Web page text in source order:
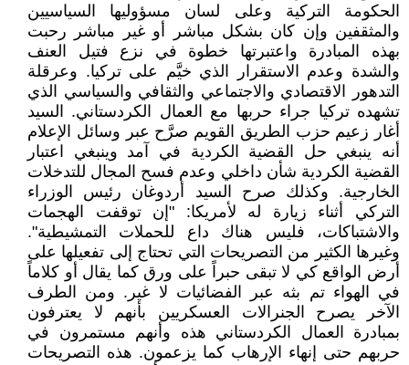
الحكومة التركية وعلى لسان مسؤوليها السياسيين
والمثقفين وإن كان بشكل مباشر أو غير مباشر رحبت
بهذه المبادرة واعتبرتها خطوة في نزع فتيل العنف
والشدة وعدم الاستقرار الذي خيَّم على تركيا. وعرقلة
التدهور الاقتصادي والاجتماعي والثقافي والسياسي الذي
تشهده تركيا جراء حربها مع العمال الكردستاني. السيد
أغار زعيم حزب الطريق القويم صرَّح عبر وسائل الإعلام
أنه ينبغي حل القضية الكردية في آمد وينبغي اعتبار
القضية الكردية شأن داخلي وعدم فسح المجال للتدخلات
الخارجية. وكذلك صرح السيد أردوغان رئيس الوزراء
التركي أثناء زيارة له لأمريكا: "إن توقفت الهجمات
والاشتباكات، فليس هناك داع للحملات التمشيطية".
وغيرها الكثير من التصريحات التي تحتاج إلى تفعيلها على
أرض الواقع كي لا تبقى حبراً على ورق كما يقال أو كلاماً
في الهواء تم بثه عبر الفضائيات لا غير. ومن الطرف
الآخر يصرح الجنرالات العسكريين بأنهم لا يعترفون
بمبادرة العمال الكردستاني هذه وأنهم مستمرون في
حربهم حتى إنهاء الإرهاب كما يزعمون. هذه التصريحات